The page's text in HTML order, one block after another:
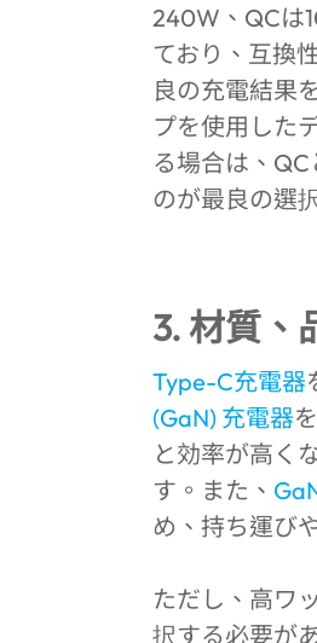
240W、QCは
ており、互換
良の充電結果
プを使用した
る場合は、
のが最良の選
3. 材質、
Type-C充電器
(GaN) 充電器
と効率が高く
す。また、
め、持ち運び
ただし、高ワ
択する必要が